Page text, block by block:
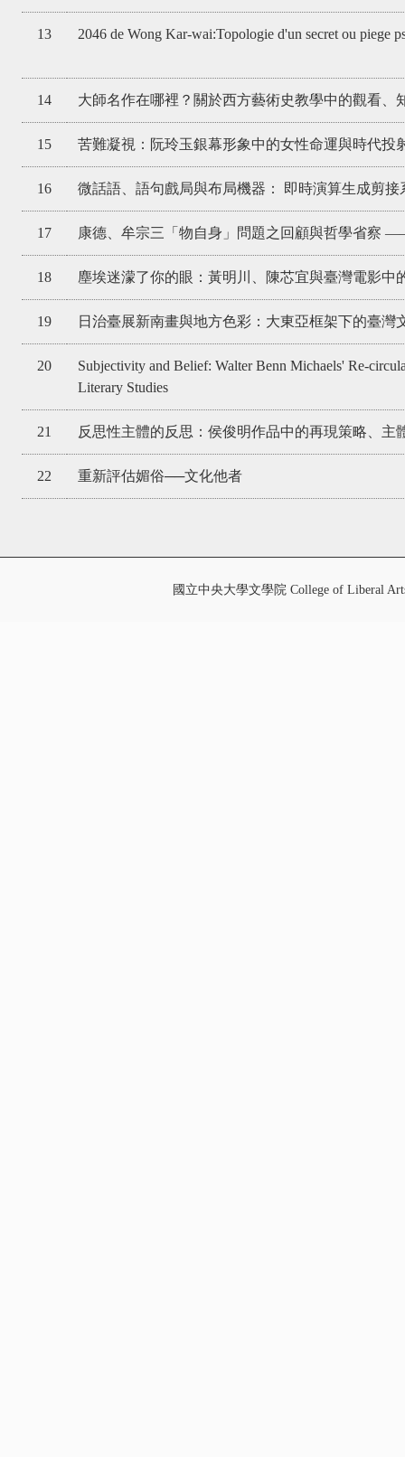
13 2046 de Wong Kar-wai:Topologie d'un secret ou piege
14 大師名作在哪裡？關於西方藝術史教學中的觀看、
15 苦難凝視：阮玲玉銀幕形象中的女性命運與時代投
16 微話語、語句戲局與布局機器： 即時演算生成剪
17 康德、牟宗三「物自身」問題之回顧與哲學省察
18 塵埃迷濛了你的眼：黃明川、陳芯宜與臺灣電影中
19 日治臺展新南畫與地方色彩：大東亞框架下的臺灣
20
Subjectivity and Belief: Walter Benn Michaels' Re-
Literary Studies
21 反思性主體的反思：侯俊明作品中的再現策略、主
22 重新評估媚俗──文化他者
國立中央大學文學院 College of Liberal